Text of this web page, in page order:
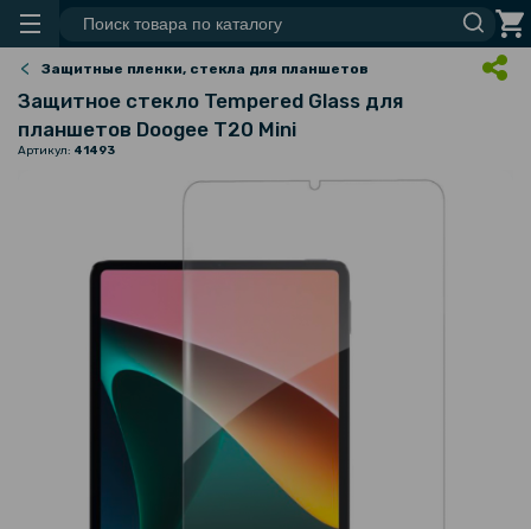
Защитные пленки, стекла для планшетов
Защитное стекло Tempered Glass для
планшетов Doogee T20 Mini
Артикул: 41493